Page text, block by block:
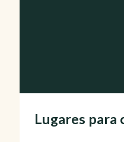
Lugares para